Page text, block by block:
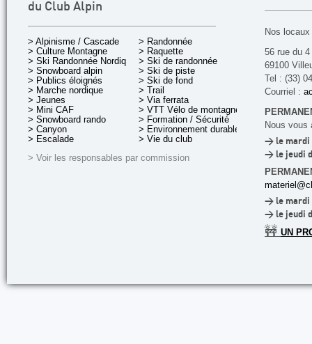
du Club Alpin
> Alpinisme / Cascade
> Culture Montagne
> Ski Randonnée Nordique
> Snowboard alpin
> Publics éloignés
> Marche nordique
> Jeunes
> Mini CAF
> Snowboard rando
> Canyon
> Escalade
> Randonnée
> Raquette
> Ski de randonnée
> Ski de piste
> Ski de fond
> Trail
> Via ferrata
> VTT Vélo de montagne
> Formation / Sécurité
> Environnement durable
> Vie du club
> Voir les responsables par commission
Nos
56 rue du
69100
Tel : (33)
Courriel :
Nous vous
> le mardi
> le jeudi
> le mardi
> le jeudi
🚧 UN